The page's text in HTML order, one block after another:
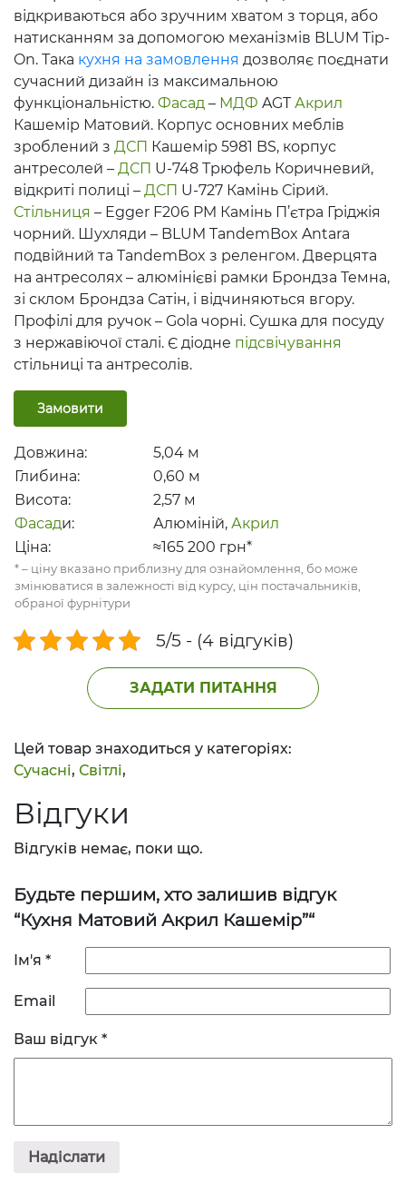
відкриваються або зручним хватом з торця, або
натисканням за допомогою механізмів BLUM Tip-
On. Така кухня на замовлення дозволяє поєднати
сучасний дизайн із максимальною
функціональністю. Фасад – МДФ AGTАкрил
Кашемір Матовий. Корпус основних меблів
зроблений з ДСП Кашемір 5981 BS, корпус
антресолей – ДСП U-748 Трюфель Коричневий,
відкриті полиці – ДСП U-727 Камінь Сірий.
Стільниця – Egger F206 PM Камінь П’єтра Гріджія
чорний. Шухляди – BLUM TandemBox Antara
подвійний та TandemBox з реленгом. Дверцята
на антресолях – алюмінієві рамки Брондза Темна,
зі склом Брондза Сатін, і відчиняються вгору.
Профілі для ручок – Gola чорні. Сушка для посуду
з нержавіючої сталі. Є діодне підсвічування
стільниці та антресолів.
Замовити
Довжина: 5,04 м
Глибина:
0,60 м
Висота:
2,57 м
Фасади: Алюміній, Акрил
Ціна:
≈165 200 грн*
* – ціну вказано приблизну для ознайомлення, бо може
змінюватися в залежності від курсу, цін постачальників,
обраної фурнітури
5/5 - (4 відгуків)
ЗАДАТИ ПИТАННЯ
Цей товар знаходиться у категоріях:
Сучасні, Світлі,
Відгуки
Відгуків немає, поки що.
Будьте першим, хто залишив відгук
“Кухня Матовий Акрил Кашемір”“
Ім'я *
Email
Ваш відгук *